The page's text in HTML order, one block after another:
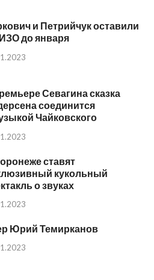
и Петрийчук оставили
до января
Севагина сказка
соединится
Чайковского
ставят
кукольный
о звуках
Юрий Темирканов